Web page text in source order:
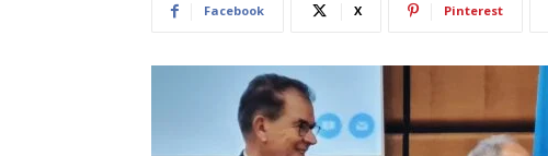
Facebook X Pinterest